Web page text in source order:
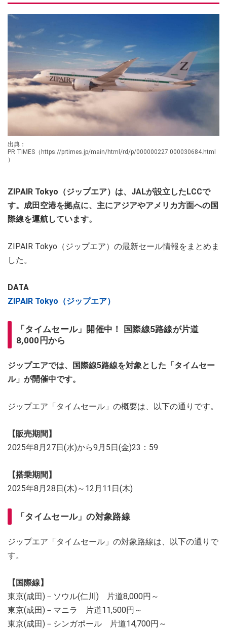
出典：
PR TIMES（https://prtimes.jp/main/html/rd/p/000000227.000030684.html
）
ZIPAIR Tokyo（ジップエア）は、JALが設立したLCCで
す。成田空港を拠点に、主にアジアやアメリカ方面への国
際線を運航しています。
ZIPAIR Tokyo（ジップエア）の最新セール情報をまとめま
した。
DATA
ZIPAIR Tokyo（ジップエア）
「タイムセール」開催中！ 国際線5路線が片道
8,000円から
ジップエアでは、国際線5路線を対象とした「タイムセー
ル」が開催中です。
ジップエア「タイムセール」の概要は、以下の通りです。
【販売期間】
2025年8月27日(水)から9月5日(金)23：59
【搭乗期間】
2025年8月28日(木)～12月11日(木)
「タイムセール」の対象路線
ジップエア「タイムセール」の対象路線は、以下の通りで
す。
【国際線】
東京(成田)－ソウル(仁川) 片道8,000円～
東京(成田)－マニラ 片道11,500円～
東京(成田)－シンガポール 片道14,700円～